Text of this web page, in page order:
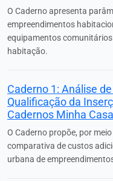
O Caderno apresenta
empreendimentos
equipamentos
habitação.
Caderno 1: Análise
Qualificação da
Cadernos Minha
O Caderno propõe, por
comparativa de custos
urbana de